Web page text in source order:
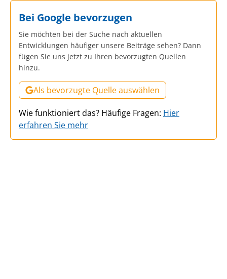
Bei Google bevorzugen
Sie möchten bei der Suche nach aktuellen
Entwicklungen häufiger unsere Beiträge sehen? Dann
fügen Sie uns jetzt zu Ihren bevorzugten Quellen
hinzu.
Als bevorzugte Quelle auswählen
Wie funktioniert das? Häufige Fragen: Hier
erfahren Sie mehr